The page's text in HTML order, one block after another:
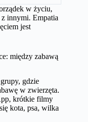
w życiu,
innymi. Empatia
jest
między zabawą
gdzie
w zwierzęta.
krótkie filmy
kota, psa, wilka